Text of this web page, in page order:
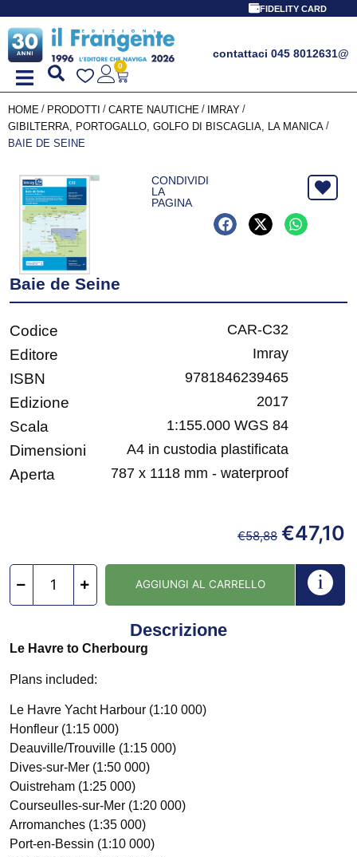
FIDELITY CARD
contattaci 045 8012631@
0
HOME / PRODOTTI / CARTE NAUTICHE / IMRAY /
GIBILTERRA, PORTOGALLO, GOLFO DI BISCAGLIA, LA MANICA /
BAIE DE SEINE
CONDIVIDI
LA
PAGINA
Baie de Seine
Codice CAR-C32
Editore Imray
ISBN 9781846239465
Edizione 2017
Scala 1:155.000 WGS 84
Dimensioni A4 in custodia plastificata
Aperta 787 x 1118 mm - waterproof
€58,88 €47,10
AGGIUNGI AL CARRELLO
Descrizione
Le Havre to Cherbourg
Plans included:
Le Havre Yacht Harbour (1:10 000)
Honfleur (1:15 000)
Deauville/Trouville (1:15 000)
Dives-sur-Mer (1:50 000)
Ouistreham (1:25 000)
Courseulles-sur-Mer (1:20 000)
Arromanches (1:35 000)
Port-en-Bessin (1:10 000)